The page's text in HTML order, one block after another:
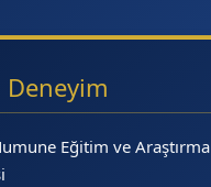
Deneyim
Eğitim ve Araştırma